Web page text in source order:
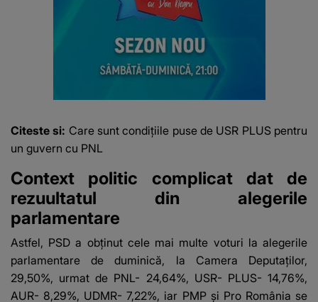
Citeste si: Care sunt condițiile puse de USR PLUS pentru
un guvern cu PNL
Context politic complicat dat de
rezuultatul din alegerile
parlamentare
Astfel, PSD a obţinut cele mai multe voturi la alegerile
parlamentare de duminică, la Camera Deputaţilor,
29,50%, urmat de PNL- 24,64%, USR- PLUS- 14,76%,
AUR- 8,29%, UDMR- 7,22%, iar PMP şi Pro România se